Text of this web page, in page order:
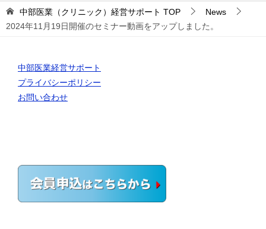
中部医業（クリニック）経営サポート TOP
News
2024年11月19日開催のセミナー動画をアップしました。
中部医業経営サポート
プライバシーポリシー
お問い合わせ